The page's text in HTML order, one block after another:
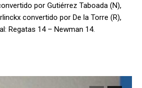
por Gutiérrez Taboada (N),
convertido por De la Torre (R),
Regatas 14 – Newman 14.